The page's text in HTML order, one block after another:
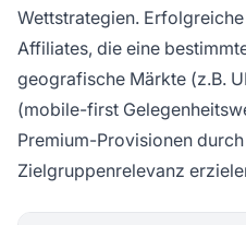
Wettstrategien.
Affiliates, die eine
geografische Märkte (z.B.
(mobile-first
Premium-Provisionen
Zielgruppenrelevanz